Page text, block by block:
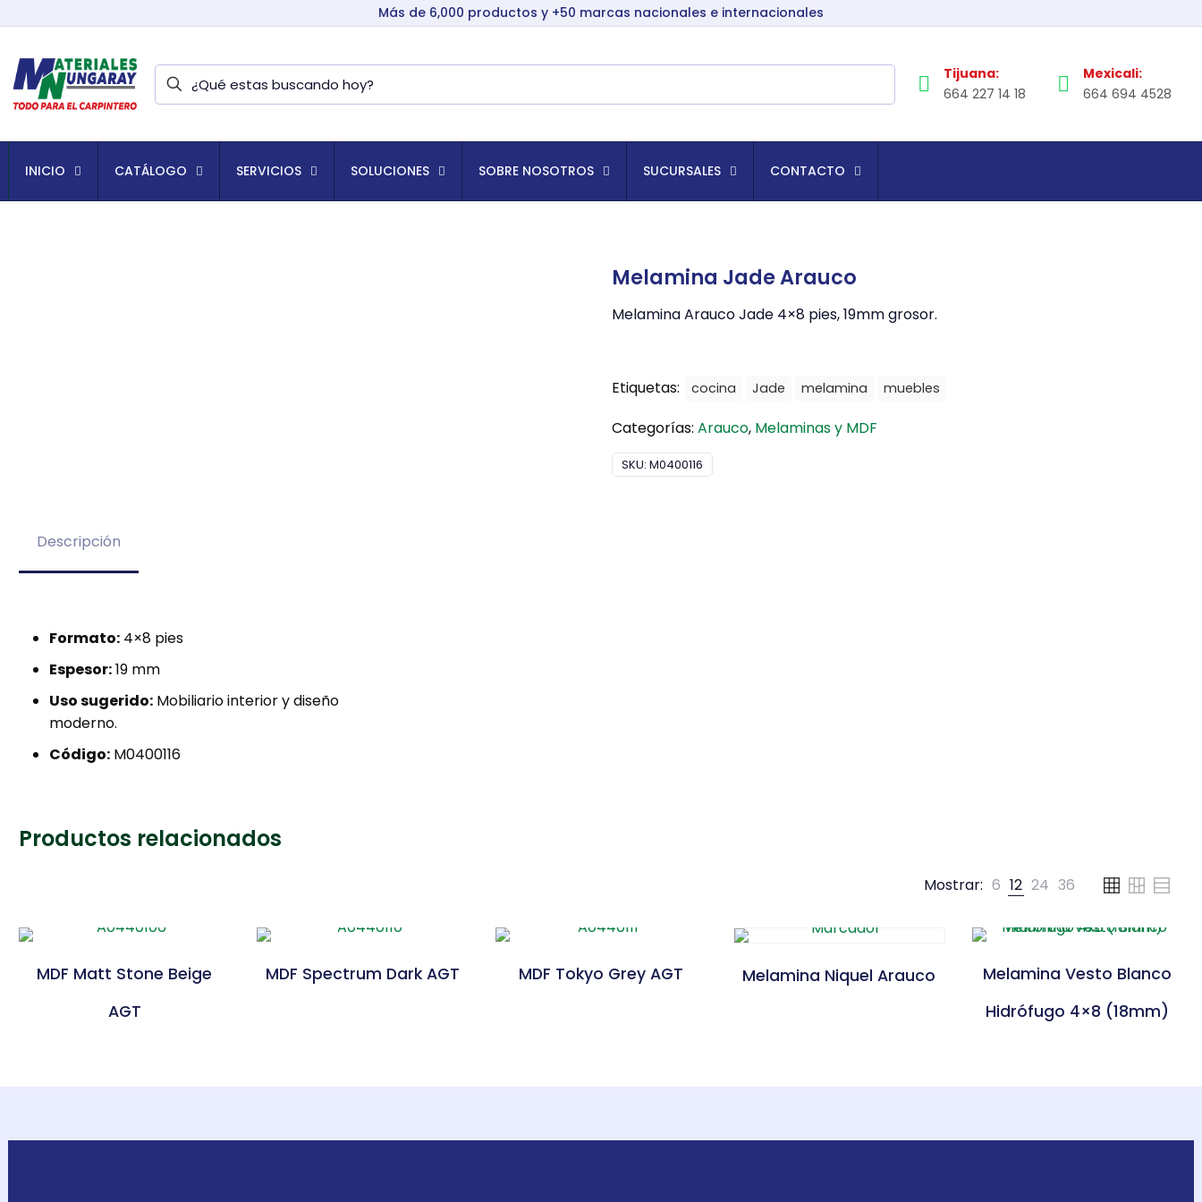
Más de 6,000 productos y +50 marcas nacionales e internacionales
Tijuana:
664 227 14 18
Mexicali:
664 694 4528
INICIO CATÁLOGO SERVICIOS SOLUCIONES SOBRE NOSOTROS SUCURSALES CONTACTO
Melamina Jade Arauco
Melamina Arauco Jade 4×8 pies, 19mm grosor.
Etiquetas: cocina Jade melamina muebles
Categorías: Arauco, Melaminas y MDF
SKU: M0400116
Descripción
Formato: 4×8 pies
Espesor:19 mm
Uso sugerido: Mobiliario interior y diseño
moderno.
Código: M0400116
Productos relacionados
Mostrar: 6 12 24 36
MDF Matt Stone Beige
AGT
MDF Spectrum Dark AGT MDF Tokyo Grey AGT Melamina Niquel Arauco
Melamina Vesto Blanco
Hidrófugo 4×8 (18mm)